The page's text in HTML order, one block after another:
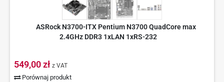
ASRock N3700-ITX Pentium N3700 QuadCore max
2.4GHz DDR3 1xLAN 1xRS-232
549,00 zł z VAT
Porównaj produkt